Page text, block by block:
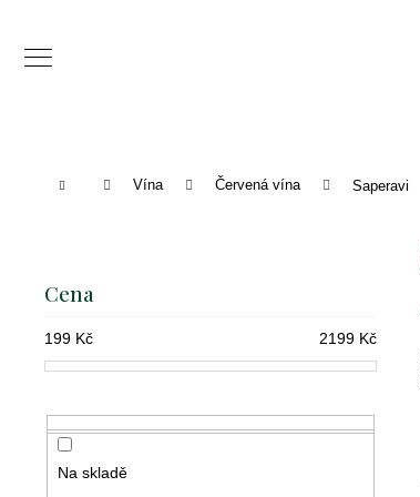
Domů Vína Červená vína Saperavi
Cena
199 Kč 2199 Kč
Na skladě